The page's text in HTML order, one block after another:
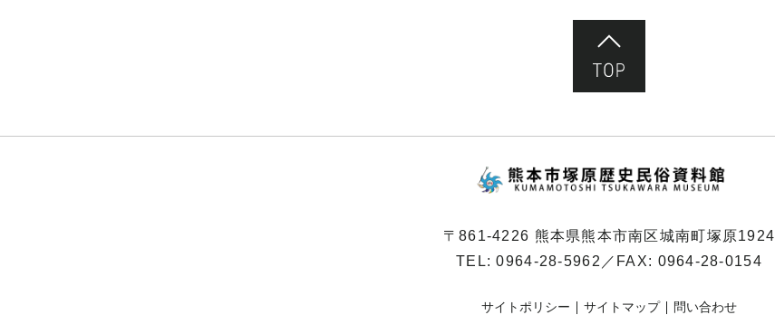
〒861-4226 熊本県熊本市南区城南町塚原1924
TEL:0964-28-5962 ／FAX: 0964-28-0154
サイトポリシー サイトマップ 問い合わせ